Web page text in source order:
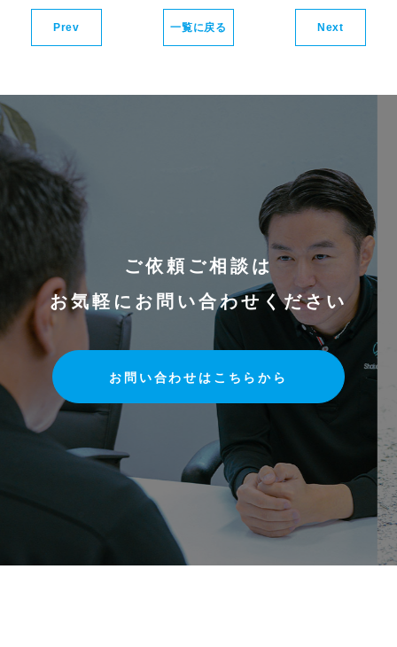
Prev 一覧に戻る Next
ご依頼ご相談は
お気軽にお問い合わせください
お問い合わせはこちらから